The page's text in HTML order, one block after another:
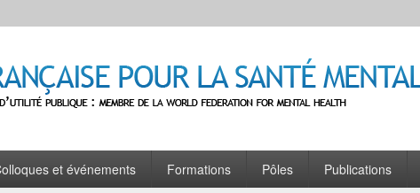
pour la Santé Mentale
et événements Formations Pôles Publications